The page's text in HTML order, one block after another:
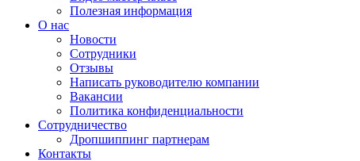
Полезная информация
О нас
Новости
Сотрудники
Отзывы
Написать руководителю компании
Вакансии
Политика конфиденциальности
Сотрудничество
Дропшиппинг партнерам
Контакты